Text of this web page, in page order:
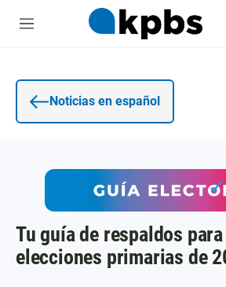
S
i
o
e
Noticias en español
Tu guía de respaldos
elecciones primarias de